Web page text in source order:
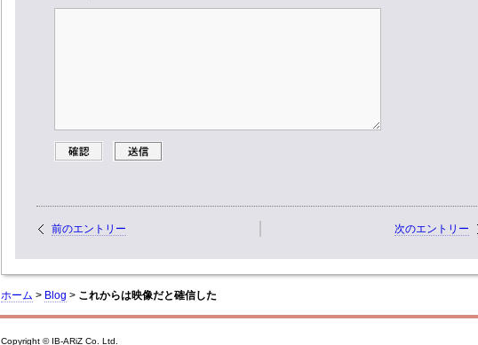
前のエントリー 次のエントリー
ホーム > Blog > これからは映像だと確信した
Copyright © IB-ARiZ Co. Ltd.